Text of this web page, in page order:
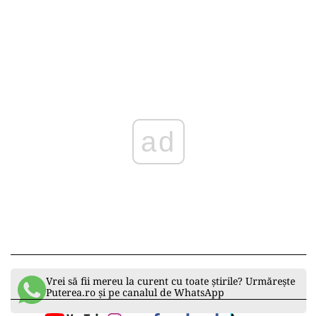
ad
Vrei să fii mereu la curent cu toate știrile? Urmărește
Puterea.ro și pe canalul de WhatsApp